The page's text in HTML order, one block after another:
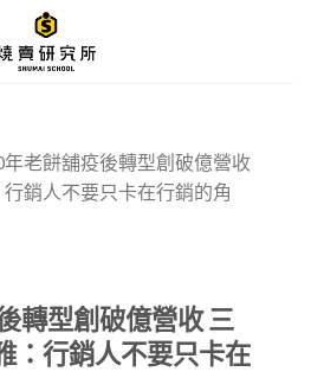
年老餅舖疫後轉型創破億營收
銷人不要只卡在行銷的角
轉型創破億營收 三
：行銷人不要只卡在